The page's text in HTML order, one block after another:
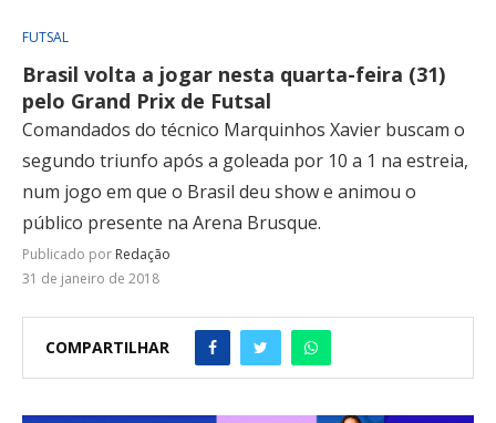
FUTSAL
Brasil volta a jogar nesta quarta-feira (31)
pelo Grand Prix de Futsal
Comandados do técnico Marquinhos Xavier buscam o
segundo triunfo após a goleada por 10 a 1 na estreia,
num jogo em que o Brasil deu show e animou o
público presente na Arena Brusque.
Publicado por Redação
31 de janeiro de 2018
COMPARTILHAR